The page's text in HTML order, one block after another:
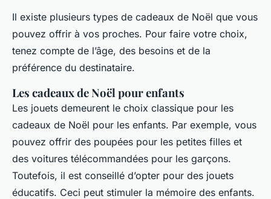
Il existe plusieurs types de cadeaux de Noël que vous
pouvez offrir à vos proches. Pour faire votre choix,
tenez compte de l’âge, des besoins et de la
préférence du destinataire.
Les cadeaux de Noël pour enfants
Les jouets demeurent le choix classique pour les
cadeaux de Noël pour les enfants. Par exemple, vous
pouvez offrir des poupées pour les petites filles et
des voitures télécommandées pour les garçons.
Toutefois, il est conseillé d’opter pour des jouets
éducatifs. Ceci peut stimuler la mémoire des enfants.